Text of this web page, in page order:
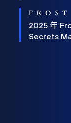
2025 年
Secrets